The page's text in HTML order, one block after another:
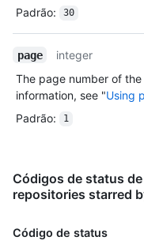
Padrão: 30
page
integer
The page number of
information, see "Using
Padrão: 1
Códigos de status
repositories starred
Código de status